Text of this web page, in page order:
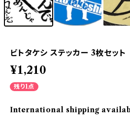
ビトタケシ ステッカー 3枚セット
¥1,210
残り1点
International shipping